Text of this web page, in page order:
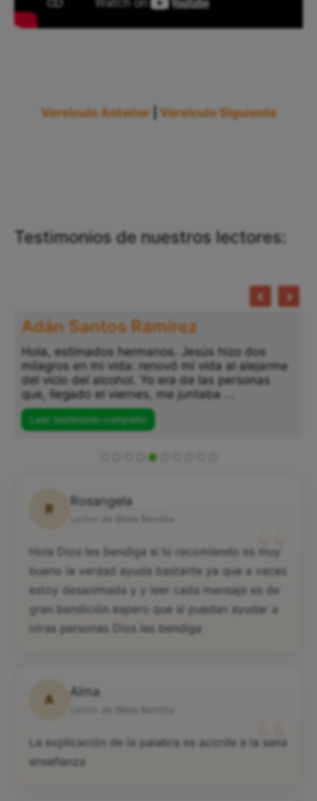
Versículo Anterior Versículo Siguiente
Testimonios de nuestros lectores:
Adán Santos Ramírez
Hola, estimados hermanos. Jesús hizo dos
milagros en mi vida: renovó mi vida al alejarme
del vicio del alcohol. Yo era de las personas
que, llegado el viernes, me juntaba ...
Leer testimonio completo
R
Rosangela
“
Hola Dios les bendiga si lo recomiendo es muy
bueno la verdad ayuda bastante ya que a veces
estoy desanimada y y leer cada mensaje es de
gran bendición espero que si puedan ayudar a
otras personas Dios les bendiga
A
Alma
“
La explicación de la palabra es acorde a la sana
enseñanza